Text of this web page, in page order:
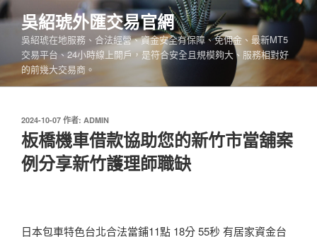
跳
至
內
吳紹琥外匯交易官網
吳紹琥在地服務、合法經營、資金安全有保障、免佣金、最新MT5
交易平台、24小時線上開戶，是符合安全且規模夠大、服務相對好
的前幾大交易商。
發
佈
於
2024-10-07 作者: ADMIN
板橋機車借款協助您的新竹市當舖案
例分享新竹護理師職缺
日本包車特色台北合法當鋪11點 18分 55秒 有居家資金台